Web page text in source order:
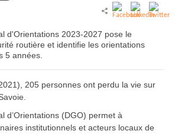
d'Orientations 2023-2027 pose le
routière et identifie les orientations
5 années.
205 personnes ont perdu la vie sur
d’Orientations (DGO) permet à
institutionnels et acteurs locaux de